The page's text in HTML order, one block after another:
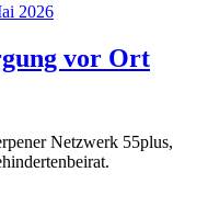
2026
vor Ort
Netzwerk 55plus,